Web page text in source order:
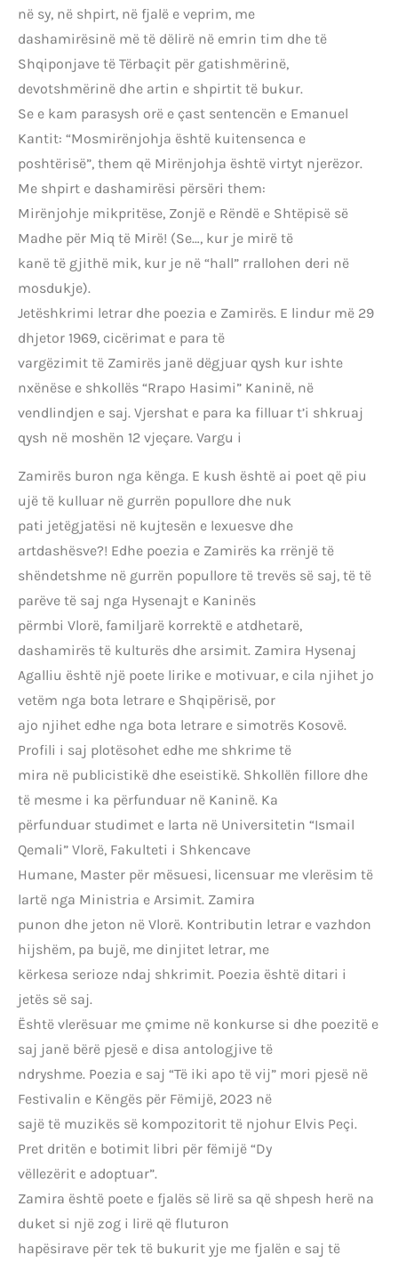
në sy, në shpirt, në fjalë e veprim, me
dashamirësinë më të dëlirë në emrin tim dhe të
Shqiponjave të Tërbaçit për gatishmërinë,
devotshmërinë dhe artin e shpirtit të bukur.
Se e kam parasysh orë e çast sentencën e Emanuel
Kantit: “Mosmirënjohja është kuitensenca e
poshtërisë”, them që Mirënjohja është virtyt njerëzor.
Me shpirt e dashamirësi përsëri them:
Mirënjohje mikpritëse, Zonjë e Rëndë e Shtëpisë së
Madhe për Miq të Mirë! (Se…, kur je mirë të
kanë të gjithë mik, kur je në “hall” rrallohen deri në
mosdukje).
Jetëshkrimi letrar dhe poezia e Zamirës. E lindur më 29
dhjetor 1969, cicërimat e para të
vargëzimit të Zamirës janë dëgjuar qysh kur ishte
nxënëse e shkollës “Rrapo Hasimi” Kaninë, në
vendlindjen e saj. Vjershat e para ka filluar t’i shkruaj
qysh në moshën 12 vjeçare. Vargu i
Zamirës buron nga kënga. E kush është ai poet që piu
ujë të kulluar në gurrën popullore dhe nuk
pati jetëgjatësi në kujtesën e lexuesve dhe
artdashësve?! Edhe poezia e Zamirës ka rrënjë të
shëndetshme në gurrën popullore të trevës së saj, të të
parëve të saj nga Hysenajt e Kaninës
përmbi Vlorë, familjarë korrektë e atdhetarë,
dashamirës të kulturës dhe arsimit. Zamira Hysenaj
Agalliu është një poete lirike e motivuar, e cila njihet jo
vetëm nga bota letrare e Shqipërisë, por
ajo njihet edhe nga bota letrare e simotrës Kosovë.
Profili i saj plotësohet edhe me shkrime të
mira në publicistikë dhe eseistikë. Shkollën fillore dhe
të mesme i ka përfunduar në Kaninë. Ka
përfunduar studimet e larta në Universitetin “Ismail
Qemali” Vlorë, Fakulteti i Shkencave
Humane, Master për mësuesi, licensuar me vlerësim të
lartë nga Ministria e Arsimit. Zamira
punon dhe jeton në Vlorë. Kontributin letrar e vazhdon
hijshëm, pa bujë, me dinjitet letrar, me
kërkesa serioze ndaj shkrimit. Poezia është ditari i
jetës së saj.
Është vlerësuar me çmime në konkurse si dhe poezitë e
saj janë bërë pjesë e disa antologjive të
ndryshme. Poezia e saj “Të iki apo të vij” mori pjesë në
Festivalin e Këngës për Fëmijë, 2023 në
sajë të muzikës së kompozitorit të njohur Elvis Peçi.
Pret dritën e botimit libri për fëmijë “Dy
vëllezërit e adoptuar”.
Zamira është poete e fjalës së lirë sa që shpesh herë na
duket si një zog i lirë që fluturon
hapësirave për tek të bukurit yje me fjalën e saj të